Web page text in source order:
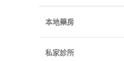
本地藥房
私家診所